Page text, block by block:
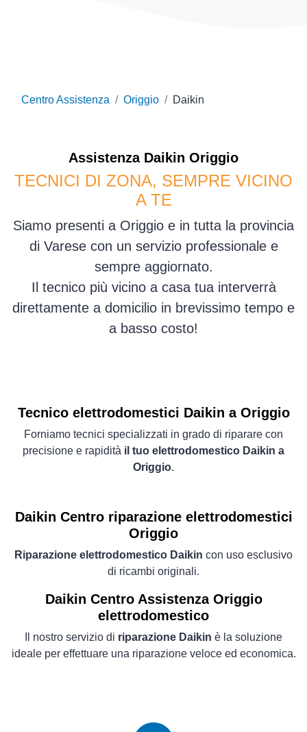
Centro Assistenza Origgio Daikin
Assistenza Daikin Origgio
TECNICI DI ZONA, SEMPRE VICINO
A TE
Siamo presenti a Origgio e in tutta la provincia
di Varese con un servizio professionale e
sempre aggiornato.
Il tecnico più vicino a casa tua interverrà
direttamente a domicilio in brevissimo tempo e
a basso costo!
Tecnico elettrodomestici Daikin a Origgio
Forniamo tecnici specializzati in grado di riparare con
precisione e rapidità il tuo elettrodomestico Daikin a
Origgio.
Daikin Centro riparazione elettrodomestici
Origgio
Riparazione elettrodomestico Daikin con uso esclusivo
di ricambi originali.
Daikin Centro Assistenza Origgio
elettrodomestico
Il nostro servizio di riparazione Daikin è la soluzione
ideale per effettuare una riparazione veloce ed economica.